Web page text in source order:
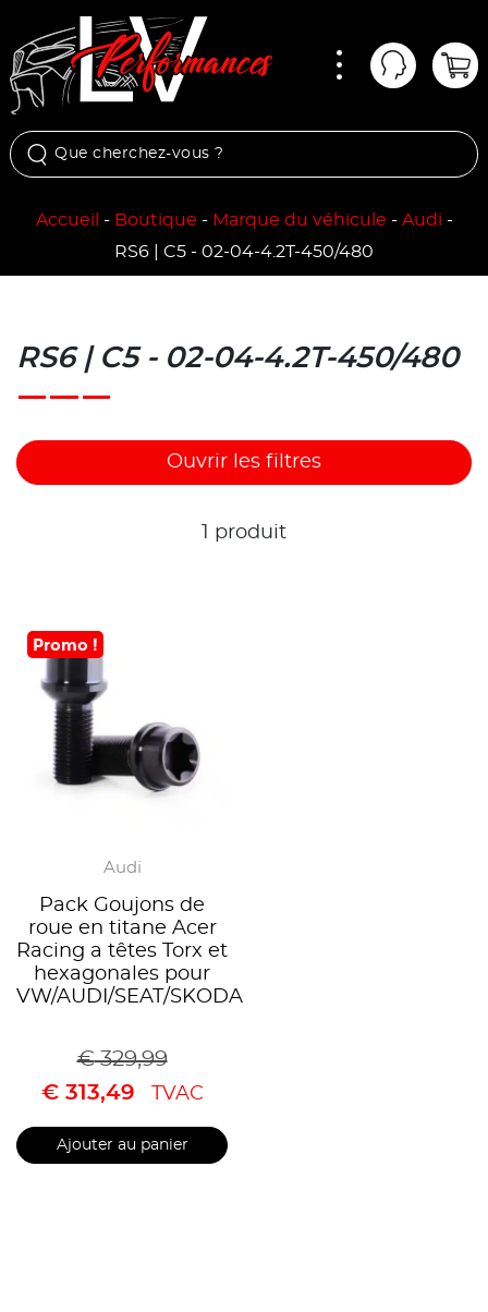
Mon
Accueil - Boutique - Marque du véhicule - Audi -
RS6 | C5 - 02-04-4.2T-450/480
RS6 | C5 - 02-04-4.2T-450/480
Ouvrir les filtres
1 produit
Promo !
Audi
Pack Goujons de
roue en titane Acer
Racing a têtes Torx et
hexagonales pour
VW/AUDI/SEAT/SKODA
€329,99
€313,49 TVAC
Ajouter au panier